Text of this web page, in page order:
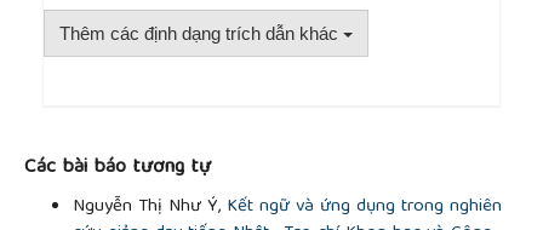
International Review of Business Research Papers,
Vol 6 (4), 2010, pp. 101 – 117.
nghệ, Đại học Đà Nẵng, số 5, 2010, pp.40.
[17]Boermans M.A., Toelfsma H., và Zhang Y.,
“Regional determinants of FDI in China: a factor –
Thêm các định dạng trích dẫn khác
Các bài báo tương tự
Nguyễn Thị Như Ý, Kết ngữ và ứng dụng trong nghiên